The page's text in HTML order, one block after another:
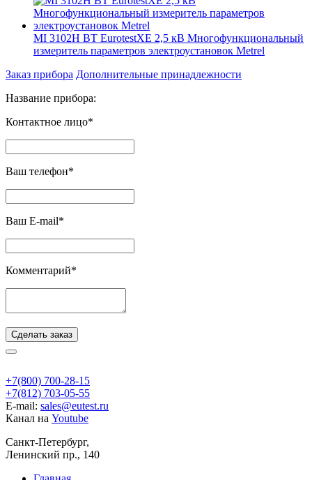
MI 3102H BT EurotestXE 2,5 кВ Многофункциональный
измеритель параметров электроустановок Metrel
Заказ прибора Дополнительные принадлежности
Название прибора:
Контактное лицо*
Ваш телефон*
Ваш E-mail*
Комментарий*
Сделать заказ
+7(800) 700-28-15
+7(812) 703-05-55
E-mail: sales@eutest.ru
Канал на Youtube
Санкт-Петербург,
Ленинский пр., 140